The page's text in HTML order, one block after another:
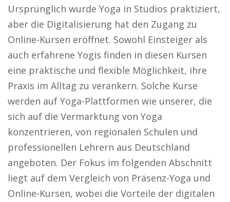
Ursprünglich wurde Yoga in Studios praktiziert,
aber die Digitalisierung hat den Zugang zu
Online-Kursen eröffnet. Sowohl Einsteiger als
auch erfahrene Yogis finden in diesen Kursen
eine praktische und flexible Möglichkeit, ihre
Praxis im Alltag zu verankern. Solche Kurse
werden auf Yoga-Plattformen wie unserer, die
sich auf die Vermarktung von Yoga
konzentrieren, von regionalen Schulen und
professionellen Lehrern aus Deutschland
angeboten. Der Fokus im folgenden Abschnitt
liegt auf dem Vergleich von Präsenz-Yoga und
Online-Kursen, wobei die Vorteile der digitalen